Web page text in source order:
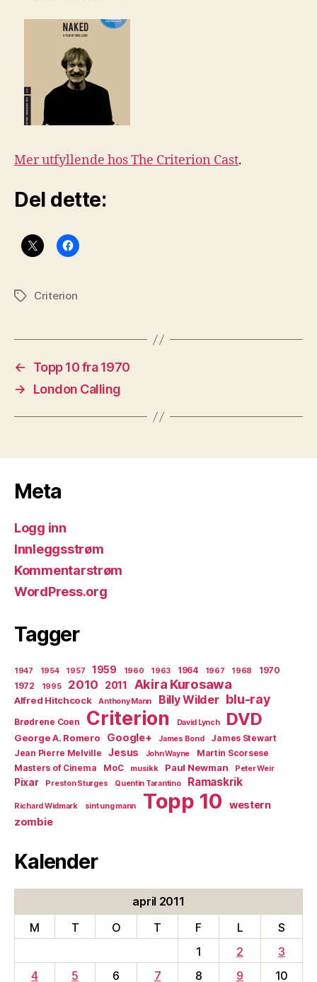
Mer utfyllende hos The Criterion Cast.
Del dette:
StikkordCriterion
←
Topp 10 fra 1970
→
London Calling
Meta
Logg inn
Innleggsstrøm
Kommentarstrøm
WordPress.org
Tagger
1947 1954 1957 1959 1960 1963 1964 1967 1968
1970
1972
1995 2010 2011 Akira Kurosawa
Alfred Hitchcock Anthony Mann Billy Wilder blu-ray
Brødrene Coen Criterion David Lynch DVD
George A. Romero Google+ James Bond
James Stewart
Jean Pierre Melville
Jesus John Wayne
Martin Scorsese
Masters of Cinema
MoC musikk Paul Newman Peter Weir
Pixar Preston Sturges Quentin Tarantino Ramaskrik
Richard Widmark sint ung mann Topp 10
western
zombie
Kalender
april 2011
M
T O T F L
S
1
2
3
4
5 6 7 8 9 10